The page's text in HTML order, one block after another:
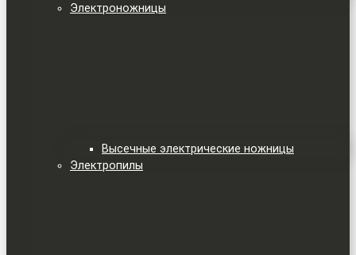
Электроножницы
Высечные электрические ножницы
Электропилы